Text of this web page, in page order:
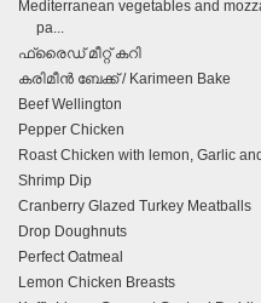
Mediterranean vegetables and
pa...
ഫ്രൈഡ് മീറ്റ് കറി
കരിമീന്‍ ബേക്ക് / Karimeen Bake
Beef Wellington
Pepper Chicken
Roast Chicken with lemon, Garlic
Shrimp Dip
Cranberry Glazed Turkey Meatballs
Drop Doughnuts
Perfect Oatmeal
Lemon Chicken Breasts